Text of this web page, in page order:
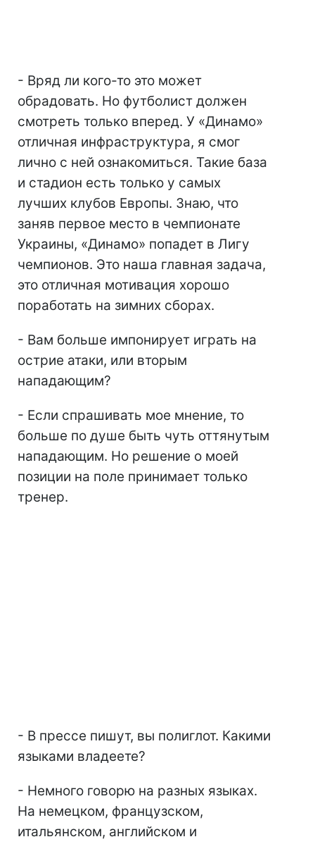
- Вряд ли кого-то это может
обрадовать. Но футболист должен
смотреть только вперед. У «Динамо»
отличная инфраструктура, я смог
лично с ней ознакомиться. Такие база
и стадион есть только у самых
лучших клубов Европы. Знаю, что
заняв первое место в чемпионате
Украины, «Динамо» попадет в Лигу
чемпионов. Это наша главная задача,
это отличная мотивация хорошо
поработать на зимних сборах.
- Вам больше импонирует играть на
острие атаки, или вторым
нападающим?
- Если спрашивать мое мнение, то
больше по душе быть чуть оттянутым
нападающим. Но решение о моей
позиции на поле принимает только
тренер.
- В прессе пишут, вы полиглот. Какими
языками владеете?
- Немного говорю на разных языках.
На немецком, французском,
итальянском, английском и